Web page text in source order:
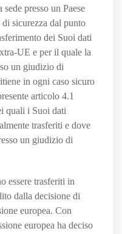
presso un Paese
sicurezza dal punto
dei Suoi dati
UE e per il quale la
un giudizio di
in ogni caso sicuro
articolo 4.1
quali i Suoi dati
trasferiti e dove
un giudizio di
essere trasferiti in
dalla decisione di
europea. Con
europea ha deciso